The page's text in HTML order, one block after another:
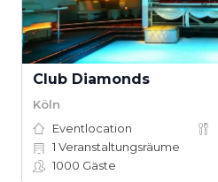
Club Diamonds
Köln
Eventlocation
1 Veranstaltungsräume
1000 Gäste